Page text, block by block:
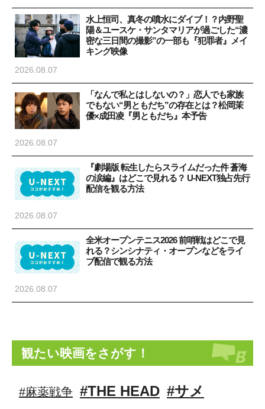
水上恒司、真冬の噴水にダイブ！？内野聖
陽＆ユースケ・サンタマリアが過ごした“濃
密な三日間の撮影”の一部も『犯罪者』メイ
キング映像
2026.08.07
「なんで私とはしないの？」恋人でも家族
でもない“男ともだち”の存在とは？松岡茉
優×成田凌『男ともだち』本予告
2026.08.07
『劇場版 転生したらスライムだった件 蒼海
の涙編』はどこで見れる？ U-NEXT独占先行
配信を観る方法
2026.08.07
全米オープンテニス2026 前哨戦はどこで見
れる？シンシナティ・オープンなどをライ
ブ配信で観る方法
2026.08.07
観たい映画をさがす！
#麻薬戦争 #THE HEAD #サメ